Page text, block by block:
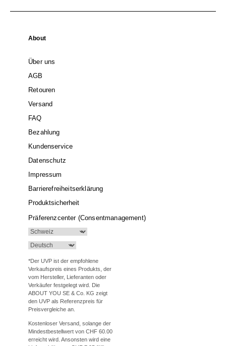
About
Über uns
AGB
Retouren
Versand
FAQ
Bezahlung
Kundenservice
Datenschutz
Impressum
Barrierefreiheitserklärung
Produktsicherheit
Präferenzcenter (Consentmanagement)
*Der UVP ist der empfohlene
Verkaufspreis eines Produkts, der
vom Hersteller, Lieferanten oder
Verkäufer festgelegt wird. Die
ABOUT YOU SE & Co. KG zeigt
den UVP als Referenzpreis für
Preisvergleiche an.
Kostenloser Versand, solange der
Mindestbestellwert von CHF 60.00
erreicht wird. Ansonsten wird eine